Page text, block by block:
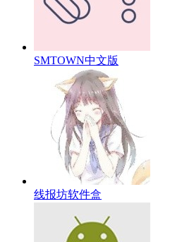
SMTOWN中文版
线报坊软件盒